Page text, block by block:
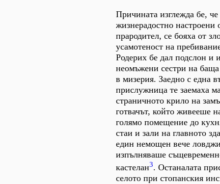
Причината изглежда бе,
жизнерадостно настроени
прародител, се бояха от
усамотеност на
Родерих бе дал подслон и
неомъжени сестри на
в мизерия. Заедно с една
прислужница те заемаха
страничното крило на
готвачът, който живееше
голямо помещение до
стаи и зали на главното
един немощен вече
изпълняваше
кастелан3. Останалата
селото при стопанския